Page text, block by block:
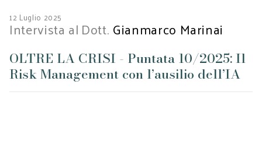
12 Luglio 2025
Intervista al Dott. Gianmarco Marinai
OLTRE LA CRISI - Puntata 10/2025: Il
Risk Management con l’ausilio dell’IA